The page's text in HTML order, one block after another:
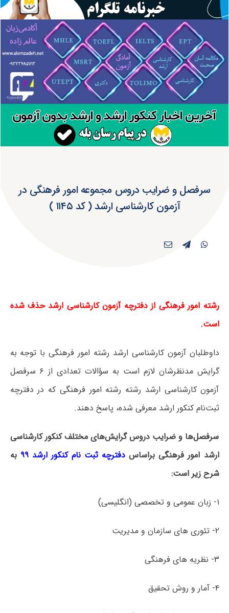
سرفصل و ضرایب دروس مجموعه امور فرهنگی در
آزمون کارشناسی ارشد ( کد ۱۱۴۵ )
رشته امور فرهنگی از دفترچه آزمون کارشناسی ارشدحذف شده
است.
داوطلبان آزمون کارشناسی ارشد رشته امور فرهنگی با توجه به
گرایش مدنظرشان لازم است به سؤالات تعدادی از ۶ سرفصل
آزمون کارشناسی ارشد رشته رشته امور فرهنگی که در دفترچه‌
ثبت‌نام کنکور ارشد معرفی شده، پاسخ دهند.
سرفصل‌ها و ضرایب دروس گرایش‌های مختلف کنکور کارشناسی
ارشد امور فرهنگی براساس دفترچه ثبت نام کنکور ارشد ۹۹
به
شرح زیر است:
۱- زبان عمومی و تخصصی (انگلیسی)
۲- تئوری های سازمان و مدیریت
۳- نظریه های فرهنگی
۴- آمار و روش تحقیق